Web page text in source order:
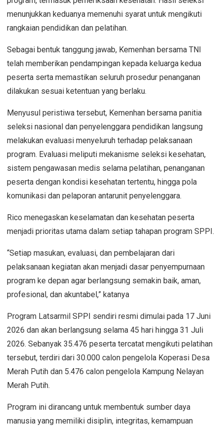
menunjukkan keduanya memenuhi syarat untuk mengikuti
rangkaian pendidikan dan pelatihan.
Sebagai bentuk tanggung jawab, Kemenhan bersama TNI
telah memberikan pendampingan kepada keluarga kedua
peserta serta memastikan seluruh prosedur penanganan
dilakukan sesuai ketentuan yang berlaku.
Menyusul peristiwa tersebut, Kemenhan bersama panitia
seleksi nasional dan penyelenggara pendidikan langsung
melakukan evaluasi menyeluruh terhadap pelaksanaan
program. Evaluasi meliputi mekanisme seleksi kesehatan,
sistem pengawasan medis selama pelatihan, penanganan
peserta dengan kondisi kesehatan tertentu, hingga pola
komunikasi dan pelaporan antarunit penyelenggara.
Rico menegaskan keselamatan dan kesehatan peserta
menjadi prioritas utama dalam setiap tahapan program SPPI.
“Setiap masukan, evaluasi, dan pembelajaran dari
pelaksanaan kegiatan akan menjadi dasar penyempurnaan
program ke depan agar berlangsung semakin baik, aman,
profesional, dan akuntabel,” katanya
Program Latsarmil SPPI sendiri resmi dimulai pada 17 Juni
2026 dan akan berlangsung selama 45 hari hingga 31 Juli
2026. Sebanyak 35.476 peserta tercatat mengikuti pelatihan
tersebut, terdiri dari 30.000 calon pengelola Koperasi Desa
Merah Putih dan 5.476 calon pengelola Kampung Nelayan
Merah Putih.
Program ini dirancang untuk membentuk sumber daya
manusia yang memiliki disiplin, integritas, kemampuan